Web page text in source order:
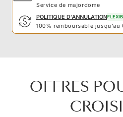
Service de majordome
POLITIQUE D'ANNULATION
100% remboursable jusqu'au
OFFRES